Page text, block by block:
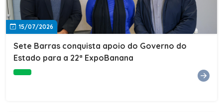
15/07/2026
Sete Barras conquista apoio do Governo do
Estado para a 22ª ExpoBanana